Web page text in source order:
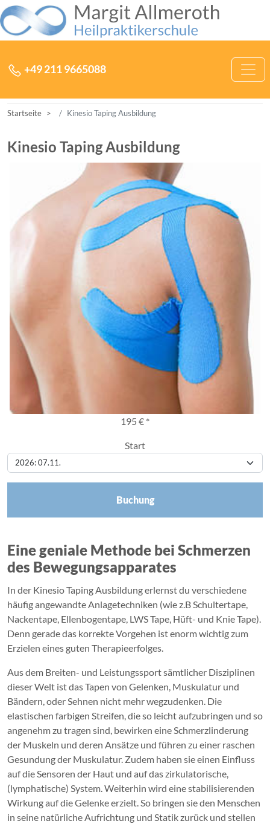
Zum Inhalt der Heilpraktikerschule Margit Allmeroth springen
+49 211 9665088
Startseite Kinesio Taping Ausbildung
Kinesio Taping Ausbildung
195 € *
Start
Buchung
Eine geniale Methode bei Schmerzen
des Bewegungsapparates
In der Kinesio Taping Ausbildung erlernst du verschiedene
häufig angewandte Anlagetechniken (wie z.B Schultertape,
Nackentape, Ellenbogentape, LWS Tape, Hüft- und Knie Tape).
Denn gerade das korrekte Vorgehen ist enorm wichtig zum
Erzielen eines guten Therapieerfolges.
Aus dem Breiten- und Leistungssport sämtlicher Disziplinen
dieser Welt ist das Tapen von Gelenken, Muskulatur und
Bändern, oder Sehnen nicht mehr wegzudenken. Die
elastischen farbigen Streifen, die so leicht aufzubringen und so
angenehm zu tragen sind, bewirken eine Schmerzlinderung
der Muskeln und deren Ansätze und führen zu einer raschen
Gesundung der Muskulatur. Zudem haben sie einen Einfluss
auf die Sensoren der Haut und auf das zirkulatorische,
(lymphatische) System. Weiterhin wird eine stabilisierenden
Wirkung auf die Gelenke erzielt. So bringen sie den Menschen
in seine natürliche Aufrichtung und Statik zurück und stellen